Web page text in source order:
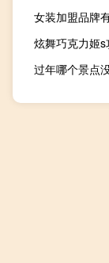
女装加盟品牌
炫舞巧克力姬s
过年哪个景点